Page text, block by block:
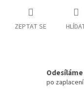
ZEPTAT SE
po